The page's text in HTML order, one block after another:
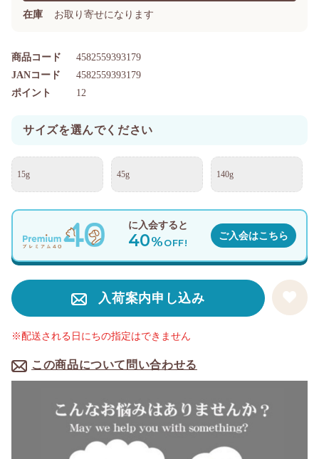
在庫 お取り寄せになります
商品コード 4582559393179
ポイント 12
JANコード 4582559393179
サイズを選んでください
15g 45g 140g
入荷案内申し込み
この商品について問い合わせる
※配送される日にちの指定はできません
に入会すると
40%OFF!
ご入会はこちら